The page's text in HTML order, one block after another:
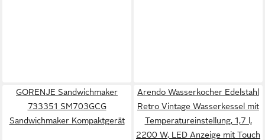
GORENJE Sandwichmaker
733351 SM703GCG
Sandwichmaker Kompaktgerät
Arendo Wasserkocher Edelstahl
Retro Vintage Wasserkessel mit
Temperatureinstellung, 1,7 l,
2200 W, LED Anzeige mit Touch